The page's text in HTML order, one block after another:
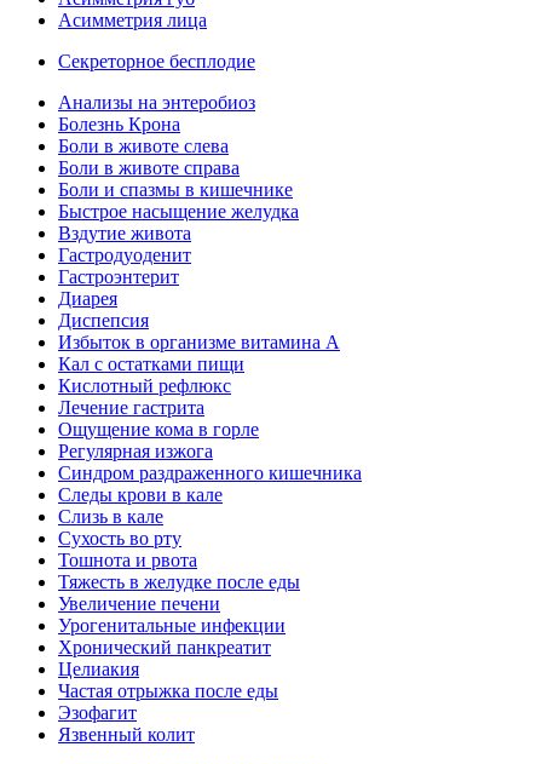
Асимметрия лица
Секреторное бесплодие
Анализы на энтеробиоз
Болезнь Крона
Боли в животе слева
Боли в животе справа
Боли и спазмы в кишечнике
Быстрое насыщение желудка
Вздутие живота
Гастродуоденит
Гастроэнтерит
Диарея
Диспепсия
Избыток в организме витамина А
Кал с остатками пищи
Кислотный рефлюкс
Лечение гастрита
Ощущение кома в горле
Регулярная изжога
Синдром раздраженного кишечника
Следы крови в кале
Слизь в кале
Сухость во рту
Тошнота и рвота
Тяжесть в желудке после еды
Увеличение печени
Урогенитальные инфекции
Хронический панкреатит
Целиакия
Частая отрыжка после еды
Эзофагит
Язвенный колит